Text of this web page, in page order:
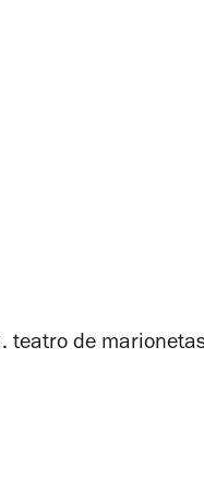
teatro de